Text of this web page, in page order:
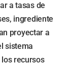
a tasas de
ingrediente
proyectar a
sistema
recursos